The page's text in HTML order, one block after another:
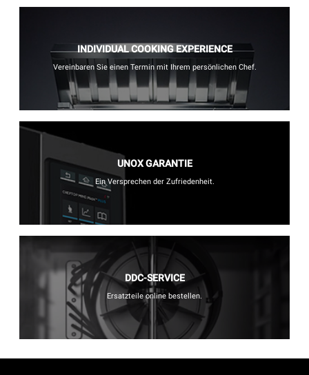
INDIVIDUAL COOKING EXPERIENCE
Vereinbaren Sie einen Termin mit Ihrem persönlichen Chef.
UNOX GARANTIE
Ein Versprechen der Zufriedenheit.
DDC-SERVICE
Ersatzteile online bestellen.